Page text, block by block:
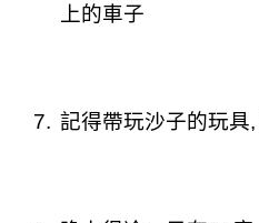
上的車子
7. 記得帶玩沙子的玩具,